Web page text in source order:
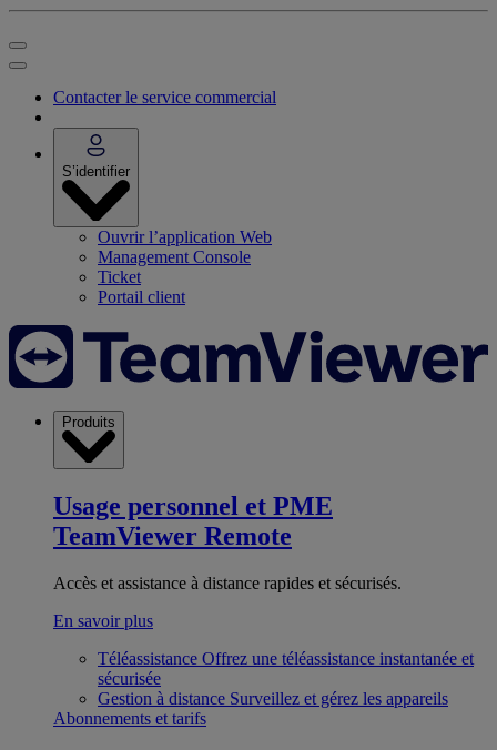
Contacter le service commercial
S’identifier
Ouvrir l’application Web
Management Console
Ticket
Portail client
Produits
Usage personnel et PME
TeamViewer Remote
Accès et assistance à distance rapides et sécurisés.
En savoir plus
Téléassistance Offrez une téléassistance instantanée et
sécurisée
Gestion à distance Surveillez et gérez les appareils
Abonnements et tarifs